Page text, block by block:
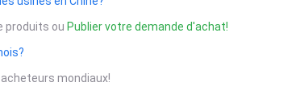
produits ou Publier votre demande d'achat!
acheteurs mondiaux!